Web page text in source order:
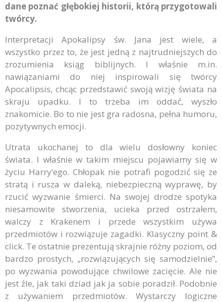
dane poznać głębokiej historii, którą przygotowali
twórcy.
Interpretacji Apokalipsy św. Jana jest wiele, a
wszystko przez to, że jest jedną z najtrudniejszych do
zrozumienia ksiąg biblijnych. I właśnie m.in.
nawiązaniami do niej inspirowali się twórcy
Apocalipsis, chcąc przedstawić swoją wizję świata na
skraju upadku. I to trzeba im oddać, wyszło
znakomicie. Bo to nie jest gra radosna, pełna humoru,
pozytywnych emocji.
Utrata ukochanej to dla wielu dosłowny koniec
świata. I właśnie w takim miejscu pojawiamy się w
życiu Harry’ego. Chłopak nie potrafi pogodzić się ze
stratą i rusza w daleką, niebezpieczną wyprawę, by
rzucić wyzwanie śmierci. Na swojej drodze spotyka
niesamowite stworzenia, ucieka przed ostrzałem,
walczy z Krakenem i przede wszystkim używa
przedmiotów i rozwiązuje zagadki. Klasyczny point &
click. Te ostatnie prezentują skrajnie różny poziom, od
bardzo prostych, „rozwiązujących się samodzielnie”,
po wyzwania powodujące chwilowe zacięcie. Ale nie
jest źle, jak taki dziad jak ja sobie poradził. Podobnie
z używaniem przedmiotów. Wystarczy logiczne